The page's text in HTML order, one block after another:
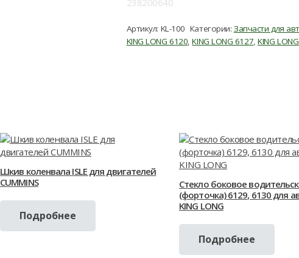
Артикул: KL-100 Категории: Запчасти для
KING LONG 6120,KING LONG 6127,KING
Шкив коленвала ISLE для двигателей
CUMMINS
Подробнее
Стекло боковое
(форточка) 6129, 6130 для
KING LONG
Подробнее